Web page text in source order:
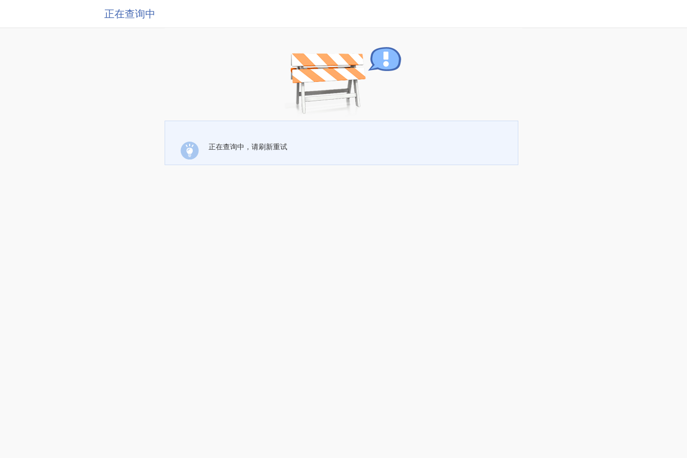
正在查询中
正在查询中，请刷新重试